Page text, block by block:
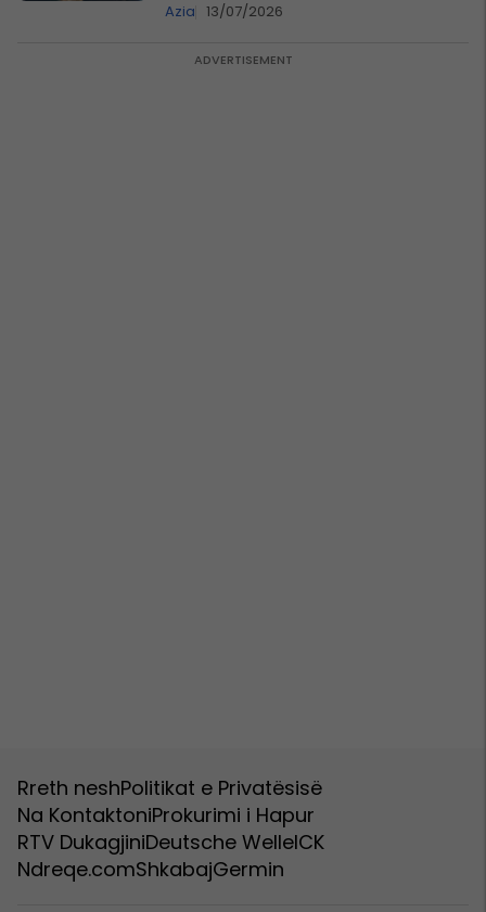
Azia 13/07/2026
Rreth neshPolitikat e Privatësisë
Na KontaktoniProkurimi i Hapur
RTV DukagjiniDeutsche WelleICK
Ndreqe.comShkabajGermin